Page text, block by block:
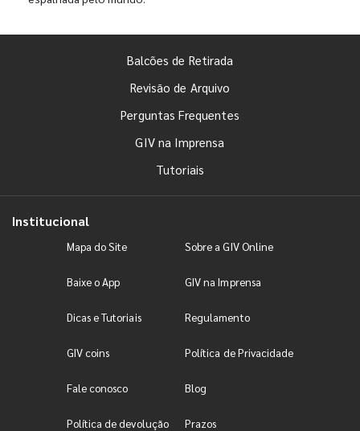
Balcões de Retirada
Revisão de Arquivo
Perguntas Frequentes
GIV na Imprensa
Tutoriais
Institucional
Mapa do Site Sobre a GIV Online
Baixe o App GIV na Imprensa
Dicas e Tutoriais Regulamento
GIV coins Política de Privacidade
Fale conosco Blog
Política de devolução Prazos